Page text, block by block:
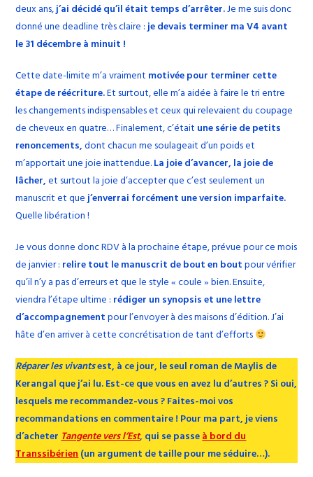
deux ans,j’ai décidé qu’il était temps d’arrêter.Je me suis donc
donné une deadline très claire :je devais terminer ma V4 avant
le 31 décembre à minuit !
Cette date-limite m’a vraiment motivée pour terminer cette
étape de réécriture.Et surtout, elle m’a aidée à faire le tri entre
les changements indispensables et ceux qui relevaient du coupage
de cheveux en quatre… Finalement, c’était une série de petits
renoncements,dont chacun me soulageait d’un poids et
m’apportait une joie inattendue. La joie d’avancer, la joie de
lâcher, et surtout la joie d’accepter que c’est seulement un
manuscrit et quej’enverrai forcément une version imparfaite.
Quelle libération !
Je vous donne donc RDV à la prochaine étape, prévue pour ce mois
de janvier : relire tout le manuscrit de bout en bout pour vérifier
qu’il n’y a pas d’erreurs et que le style « coule » bien. Ensuite,
viendra l’étape ultime : rédiger un synopsis et une lettre
d’accompagnement pour l’envoyer à des maisons d’édition. J’ai
hâte d’en arriver à cette concrétisation de tant d’efforts
Réparer les vivantsest, à ce jour, le seul roman de Maylis de
Kerangal que j’ai lu. Est-ce que vous en avez lu d’autres ? Si oui,
lesquels me recommandez-vous ? Faites-moi vos
recommandations en commentaire ! Pour ma part, je viens
d’acheterTangente vers l’Est, qui se passeà bord du
Transsibérien(un argument de taille pour me séduire…).